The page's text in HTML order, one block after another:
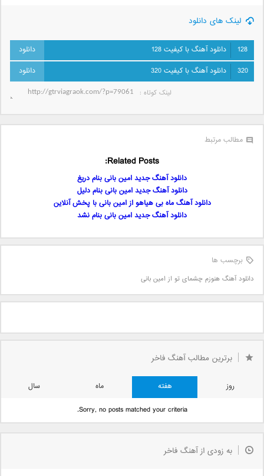
لینک های دانلود
128
دانلود آهنگ با کیفیت 128
320
دانلود آهنگ با کیفیت 320
لینک کوتاه‌ :
مطالب مرتبط
Related Posts:
دانلود آهنگ جدید امین بانی بنام دریغ
دانلود آهنگ جدید امین بانی بنام دلیل
دانلود آهنگ ماه بی هیاهو از امین بانی با پخش آنلاین
دانلود آهنگ جدید امین بانی بنام نشد
برچسب ها
دانلود آهنگ هنوزم چشمای تو از امین بانی
برترین مطالب آهنگ فاخر
روز هفته ماه
سال
Sorry, no posts matched your criteria.
به زودی از آهنگ فاخر